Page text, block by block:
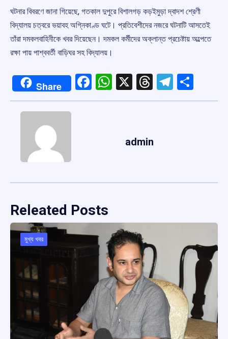
ঘটনার বিবরণে জানা গিয়েছে, গতকাল দুপুরে বিশালগড় কড়ইমুড়া দ্বাদশ শ্রেণী
বিদ্যালয় চত্বরে ভয়াবহ অগ্নিকাণ্ড ঘটে। প্রতিবেশীদের নজরে ঘটনাটি আসতেই
তাঁরা দমকলবাহিনীকে খবর দিয়েছেন। দমকল কর্মীদের অক্লান্ত প্রচেষ্টায় অল্পেতে
রক্ষা পায় পাশ্ববর্তী বাড়িঘর সহ বিদ্যালয়।
Share Facebook
WhatsApp
X Threads
admin
Releated Posts
মুখ্য খবর